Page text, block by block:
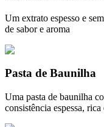
Um extrato espesso e
de sabor e aroma
Pasta de Baunilha
Uma pasta de baunilha
consistência espessa,